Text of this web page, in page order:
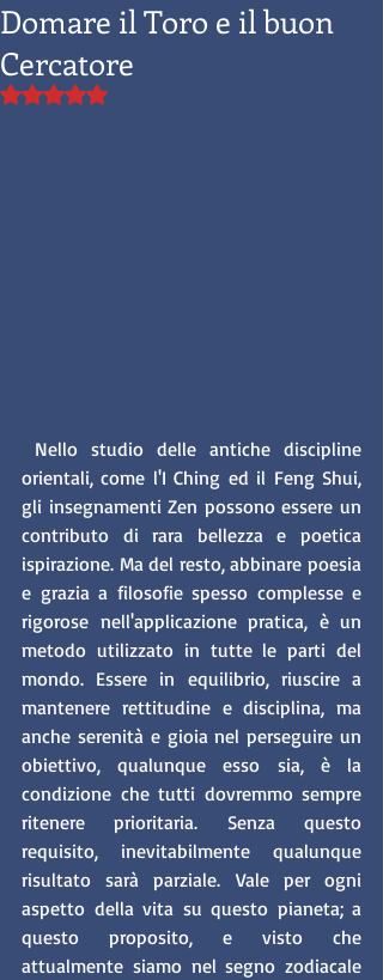
Domare il Toro e il buon
Cercatore
Valutazione NaN stelle su 5.
orientali, come l'I Ching ed il Feng Shui,
gli insegnamenti Zen possono essere un
contributo di rara bellezza e poetica
ispirazione. Ma del resto, abbinare poesia
e grazia a filosofie spesso complesse e
rigorose nell'applicazione pratica, è un
metodo utilizzato in tutte le parti del
mondo. Essere in equilibrio, riuscire a
mantenere rettitudine e disciplina, ma
anche serenità e gioia nel perseguire un
obiettivo, qualunque esso sia, è la
condizione che tutti dovremmo sempre
ritenere prioritaria. Senza questo
requisito, inevitabilmente qualunque
risultato sarà parziale. Vale per ogni
aspetto della vita su questo pianeta; a
questo proposito, e visto che
attualmente siamo nel segno zodiacale